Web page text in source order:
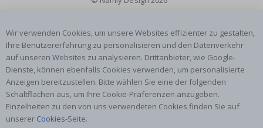
Wir verwenden Cookies, um unsere Websites effizienter zu gestalten,
Ihre Benutzererfahrung zu personalisieren und den Datenverkehr
auf unseren Websites zu analysieren. Drittanbieter, wie Google-
Dienste, können ebenfalls Cookies verwenden, um personalisierte
Anzeigen bereitzustellen. Bitte wählen Sie eine der folgenden
Schaltflächen aus, um Ihre Cookie-Präferenzen anzugeben.
Einzelheiten zu den von uns verwendeten Cookies finden Sie auf
unserer Cookies-Seite.